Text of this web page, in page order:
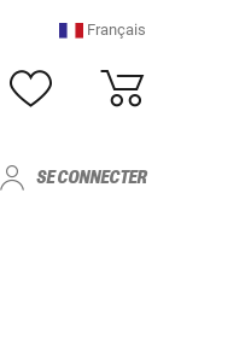
Français
SE CONNECTER